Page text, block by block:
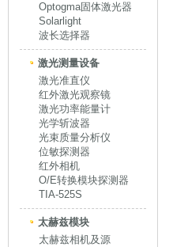
Optogma固体激光器
Solarlight
波长选择器
激光测量设备
激光准直仪
红外激光观察镜
激光功率能量计
光学斩波器
光束质量分析仪
位敏探测器
红外相机
O/E转换模块探测器
TIA-525S
太赫兹模块
太赫兹相机及源